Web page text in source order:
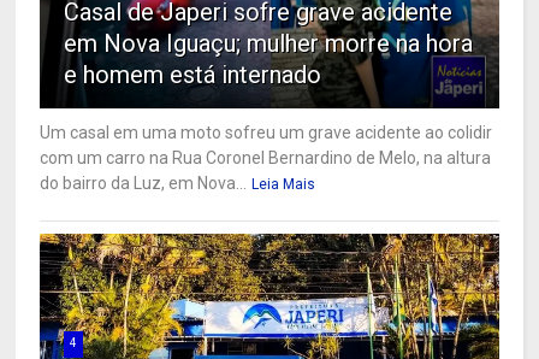
Casal de Japeri sofre grave acidente
em Nova Iguaçu; mulher morre na hora
e homem está internado
Um casal em uma moto sofreu um grave acidente ao colidir
com um carro na Rua Coronel Bernardino de Melo, na altura
do bairro da Luz, em Nova...
Leia Mais
4